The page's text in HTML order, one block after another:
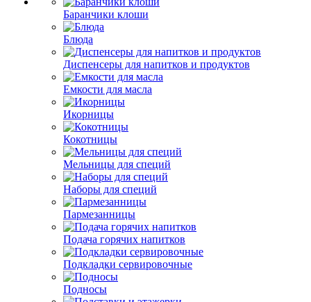
Баранчики клоши
Блюда
Диспенсеры для напитков и продуктов
Емкости для масла
Икорницы
Кокотницы
Мельницы для специй
Наборы для специй
Пармезанницы
Подача горячих напитков
Подкладки сервировочные
Подносы